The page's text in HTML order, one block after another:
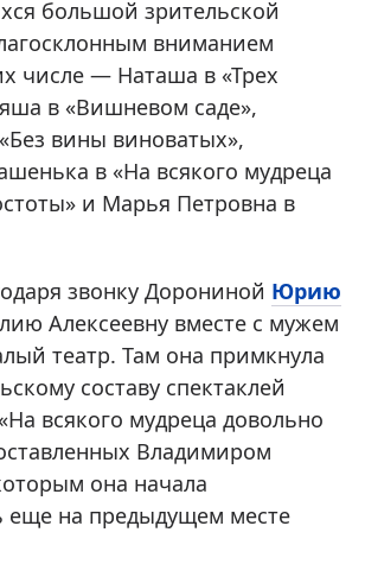
большой зрительской
вниманием
числе — Наташа в «Трех
в «Вишневом саде»,
вины виноватых»,
в «На всякого мудреца
и Марья Петровна в
звонку Дорониной Юрию
Алексеевну вместе с мужем
театр. Там она примкнула
составу спектаклей
всякого мудреца довольно
Владимиром
она начала
еще на предыдущем месте